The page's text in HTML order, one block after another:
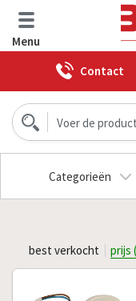
Menu
Contact
Categorieën
best verkocht prijs